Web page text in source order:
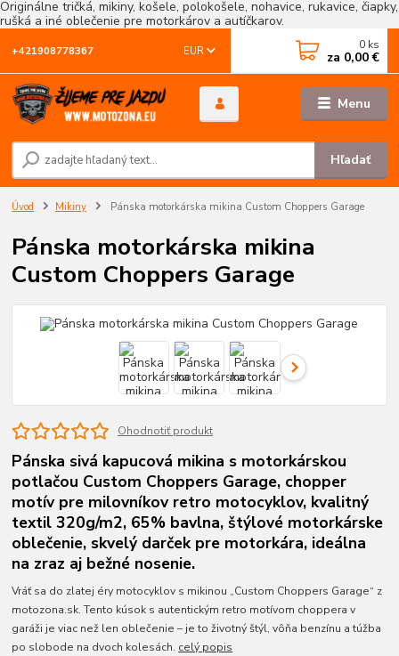
Originálne tričká, mikiny, košele, polokošele, nohavice, rukavice, čiapky,
rušká a iné oblečenie pre motorkárov a autíčkarov.
Menu
EUR
Hľadať
+421908778367 0 ks
za 0,00 €
Úvod Mikiny Pánska motorkárska mikina Custom Choppers Garage
Pánska motorkárska mikina
Custom Choppers Garage
Ohodnotiť produkt
Pánska sivá kapucová mikina s motorkárskou
potlačou Custom Choppers Garage, chopper
motív pre milovníkov retro motocyklov, kvalitný
textil 320g/m2, 65% bavlna, štýlové motorkárske
oblečenie, skvelý darček pre motorkára, ideálna
na zraz aj bežné nosenie.
Vráť sa do zlatej éry motocyklov s mikinou „Custom Choppers Garage“ z
motozona.sk. Tento kúsok s autentickým retro motívom choppera v
garáži je viac než len oblečenie – je to životný štýl, vôňa benzínu a túžba
po slobode na dvoch kolesách. celý popis